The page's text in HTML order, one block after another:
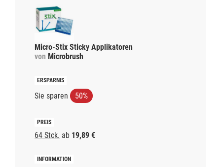
Micro-Stix Sticky Applikatoren
von Microbrush
Sie sparen 50%
64 Stck. ab 19,89 €